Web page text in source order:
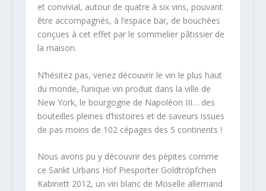
et convivial, autour de quatre à six vins, pouvant
être accompagnés, à l’espace bar, de bouchées
conçues à cet effet par le sommelier pâtissier de
la maison.
N’hésitez pas, venez découvrir le vin le plus haut
du monde, l’unique vin produit dans la ville de
New York, le bourgogne de Napoléon III… des
bouteilles pleines d’histoires et de saveurs issues
de pas moins de 102 cépages des 5 continents !
Nous avons pu y découvrir des pépites comme
ce Sankt Urbans Hof Piesporter Goldtröpfchen
Kabinett 2012, un vin blanc de Moselle allemand